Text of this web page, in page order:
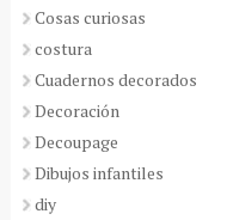
Cosas curiosas
costura
Cuadernos decorados
Decoración
Decoupage
Dibujos infantiles
diy